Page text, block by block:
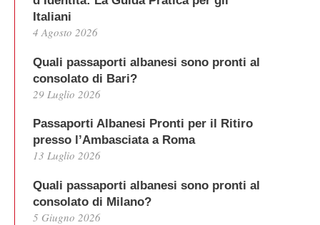
Italiani
4 Agosto 2026
Quali passaporti albanesi sono pronti al
consolato di Bari?
29 Luglio 2026
Passaporti Albanesi Pronti per il Ritiro
presso l’Ambasciata a Roma
13 Luglio 2026
Quali passaporti albanesi sono pronti al
consolato di Milano?
5 Giugno 2026